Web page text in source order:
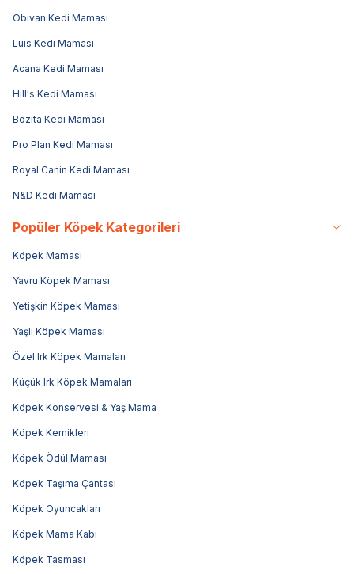
Obivan Kedi Maması
Luis Kedi Maması
Acana Kedi Maması
Hill's Kedi Maması
Bozita Kedi Maması
Pro Plan Kedi Maması
Royal Canin Kedi Maması
N&D Kedi Maması
Popüler Köpek Kategorileri
Köpek Maması
Yavru Köpek Maması
Yetişkin Köpek Maması
Yaşlı Köpek Maması
Özel Irk Köpek Mamaları
Küçük Irk Köpek Mamaları
Köpek Konservesi & Yaş Mama
Köpek Kemikleri
Köpek Ödül Maması
Köpek Taşıma Çantası
Köpek Oyuncakları
Köpek Mama Kabı
Köpek Tasması